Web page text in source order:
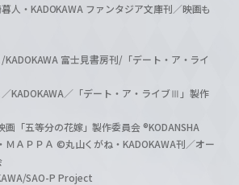
人・KADOKAWA ファンタジア文庫刊／映画も
富士見書房刊/「デート・ア・ライ
KADOKAWA／「デート・ア・ライブⅢ」製作
「五等分の花嫁」製作委員会 ®KODANSHA
ＡＰＰＡ ©丸山くがね・KADOKAWA刊／オー
SAO-P Project